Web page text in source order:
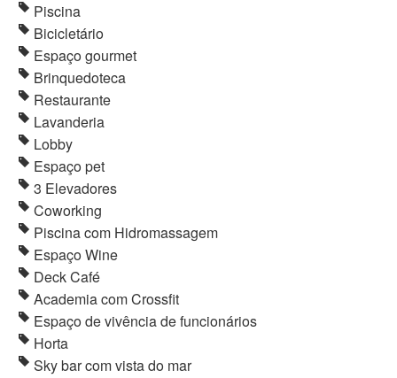
Piscina
Bicicletário
Espaço gourmet
Brinquedoteca
Restaurante
Lavanderia
Lobby
Espaço pet
3 Elevadores
Coworking
Piscina com Hidromassagem
Espaço Wine
Deck Café
Academia com Crossfit
Espaço de vivência de funcionários
Horta
Sky bar com vista do mar